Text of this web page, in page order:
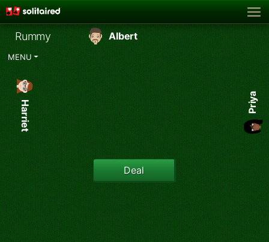
Rummy
MENU
Deal
Harriet
Albert
Priya